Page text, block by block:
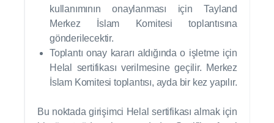
kullanımının onaylanması için Tayland
Merkez İslam Komitesi toplantısına
gönderilecektir.
Toplantı onay kararı aldığında o işletme için
Helal sertifikası verilmesine geçilir. Merkez
İslam Komitesi toplantısı, ayda bir kez yapılır.
Bu noktada girişimci Helal sertifikası almak için